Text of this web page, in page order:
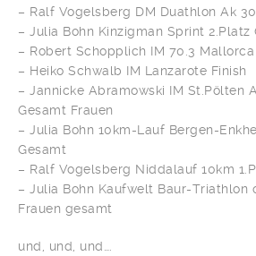
– Ralf Vogelsberg DM Duathlon Ak
– Julia Bohn Kinzigman Sprint 2.Platz
– Robert Schopplich IM 70.3
– Heiko Schwalb IM Lanzarote Finish
– Jannicke Abramowski IM St.Pölten
Gesamt Frauen
– Julia Bohn 10km-Lauf Bergen-
Gesamt
– Ralf Vogelsberg Niddalauf 10km
– Julia Bohn Kaufwelt Baur-Triathlon
Frauen gesamt
und, und, und….